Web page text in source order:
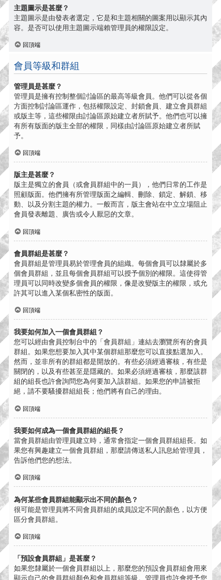
主題圖示是甚麼？
主題圖示是由發表者選定，它是和主題相關的圖案用以顯示其內
容。是否可以使用主題圖示端賴管理員的權限設定。
回頂端
會員等級和群組
管理員是甚麼？
管理員是擁有控制整個討論區的最高等級會員。他們可以從各個
方面控制討論區運作，包括權限設定、封鎖會員、建立會員群組
或版主等，這些權限由討論區原始建立者所賦予。他們也可以擁
有所有版面的版主全部的權限，同樣由討論區原始建立者所賦
予。
回頂端
版主是甚麼？
版主是獨立的會員（或會員群組中的一員），他們日常的工作是
照顧版面。他們擁有所管理版面之編輯、刪除、鎖定、解鎖、移
動、以及分割主題的權力。一般而言，版主會站在中立立場阻止
會員發表離題、廣告或令人厭惡的文章。
回頂端
會員群組是甚麼？
會員群組是管理員易於管理會員的組織。每個會員可以隸屬於多
個會員群組，並且每個會員群組可以授予個別的權限。這使得管
理員可以同時改變多個會員的權限，像是改變版主的權限，或允
許其可以進入某個私密性的版面。
回頂端
我要如何加入一個會員群組？
您可以經由會員控制台中的「會員群組」連結去瀏覽所有的會員
群組。如果您想要加入其中某個群組那麼您可以直接點選加入。
然而，並非所有的群組都是開放的。有些必須經過審核，有些是
關閉的，以及有些甚至是隱藏的。如果必須經過審核，那麼該群
組的組長也許會詢問您為何要加入該群組。如果您的申請被拒
絕，請不要騷擾群組組長；他們將有自己的理由。
回頂端
我要如何成為一個會員群組的組長？
當會員群組由管理員建立時，通常會指定一個會員群組組長。如
果您有興趣建立一個會員群組，那麼請傳送私人訊息給管理員，
告訴他們您的想法。
回頂端
為何某些會員群組能顯示出不同的顏色？
很可能是管理員將不同會員群組的成員設定不同的顏色，以方便
區分會員群組。
回頂端
「預設會員群組」是甚麼？
如果您隸屬於一個會員群組以上，那麼您的預設會員群組會用來
顯示自己的會員群組顏色和會員群組等級。管理員也許會授予您